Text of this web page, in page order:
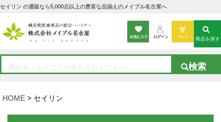
セイリン の通販なら5,000点以上の豊富な品揃えのメイプル名古屋へ
HOME セイリン
商品を探す